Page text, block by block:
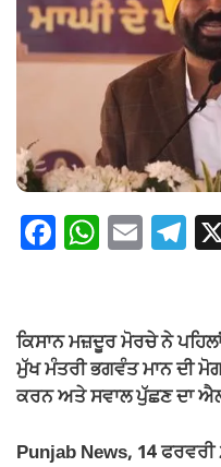
F
e
b
o
o
W
s
A
p
p
E T
gr
a
m
ਕਿਸਾਨ ਮਜ਼ਦੂਰ ਮੋਰਚੇ ਨੇ
ਮੁੱਖ ਮੰਤਰੀ ਭਗਵੰਤ ਮਾਨ ਦੀ
ਕਰਨ ਅਤੇ ਸਵਾਲ ਪੁੱਛਣ ਦਾ
Punjab News, 14 ਫਰਵਰੀ